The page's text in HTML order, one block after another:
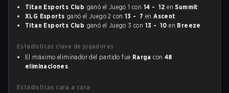
Titan Esports Club ganó el Juego 1 con 14 - 12 enSummit
XLG Esports ganó el Juego 2 con 13 - 7 enAscent
Titan Esports Club ganó el Juego 3 con 13 - 10 en Breeze
Estadísticas clave de jugadores
El máximo eliminador del partido fue Rarga con 48
eliminaciones.
Estadísticas cara a cara